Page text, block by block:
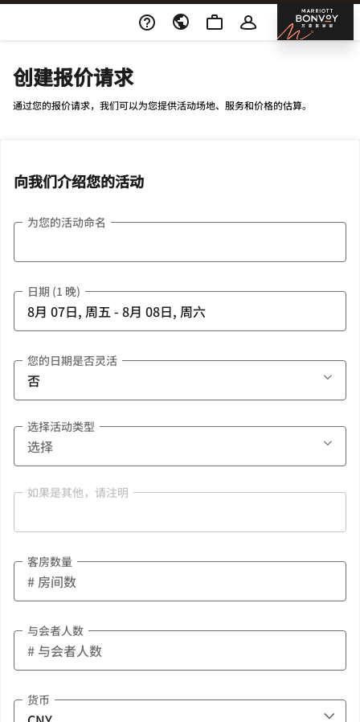
Skip To Content 邦
创建报价请求
通过您的报价请求，我们可以为您提供活动场地、服务和价格的估算。
向我们介绍您的活动
为您的活动命名
日期 (1 晚)
您的日期是否灵活
选择活动类型
如果是其他，请注明
客房数量
与会者人数
货币